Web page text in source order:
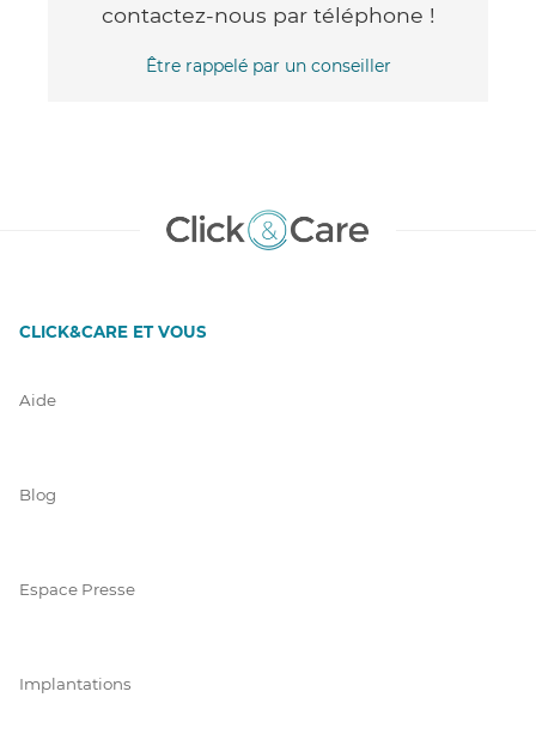
contactez-nous par téléphone !
Être rappelé par un conseiller
CLICK&CARE ET VOUS
Aide
Blog
Espace Presse
Implantations